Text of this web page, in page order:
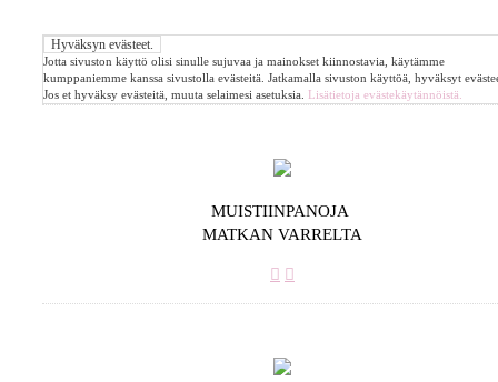
Jotta sivuston käyttö olisi sinulle sujuvaa ja mainokset kiinnostavia, käytämme
kumppaniemme kanssa sivustolla evästeitä. Jatkamalla sivuston käyttöä, hyväksyt
Jos et hyväksy evästeitä, muuta selaimesi asetuksia. Lisätietoja evästekäytännöistä.
MUISTIINPANOJA
MATKAN VARRELTA